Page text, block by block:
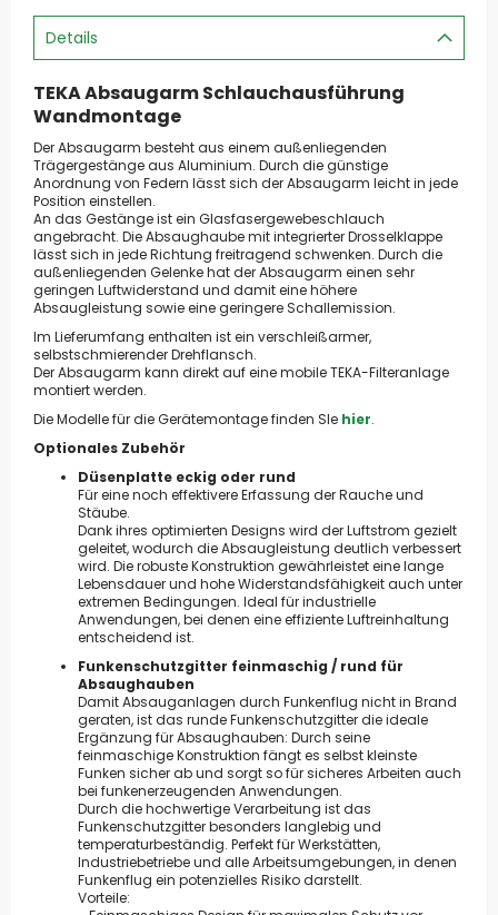
Details
TEKA Absaugarm Schlauchausführung
Wandmontage
Der Absaugarm besteht aus einem außenliegenden
Trägergestänge aus Aluminium. Durch die günstige
Anordnung von Federn lässt sich der Absaugarm leicht in jede
Position einstellen.
An das Gestänge ist ein Glasfasergewebeschlauch
angebracht. Die Absaughaube mit integrierter Drosselklappe
lässt sich in jede Richtung freitragend schwenken. Durch die
außenliegenden Gelenke hat der Absaugarm einen sehr
geringen Luftwiderstand und damit eine höhere
Absaugleistung sowie eine geringere Schallemission.
Im Lieferumfang enthalten ist ein verschleißarmer,
selbstschmierender Drehflansch.
Der Absaugarm kann direkt auf eine mobile TEKA-Filteranlage
montiert werden.
Die Modelle für die Gerätemontage finden SIe hier.
Optionales Zubehör
Düsenplatte eckig oder rund
Für eine noch effektivere Erfassung der Rauche und
Stäube.
Dank ihres optimierten Designs wird der Luftstrom gezielt
geleitet, wodurch die Absaugleistung deutlich verbessert
wird. Die robuste Konstruktion gewährleistet eine lange
Lebensdauer und hohe Widerstandsfähigkeit auch unter
extremen Bedingungen. Ideal für industrielle
Anwendungen, bei denen eine effiziente Luftreinhaltung
entscheidend ist.
Funkenschutzgitter feinmaschig / rund für
Absaughauben
Damit Absauganlagen durch Funkenflug nicht in Brand
geraten, ist das runde Funkenschutzgitter die ideale
Ergänzung für Absaughauben: Durch seine
feinmaschige Konstruktion fängt es selbst kleinste
Funken sicher ab und sorgt so für sicheres Arbeiten auch
bei funkenerzeugenden Anwendungen.
Durch die hochwertige Verarbeitung ist das
Funkenschutzgitter besonders langlebig und
temperaturbeständig. Perfekt für Werkstätten,
Industriebetriebe und alle Arbeitsumgebungen, in denen
Funkenflug ein potenzielles Risiko darstellt.
Vorteile: